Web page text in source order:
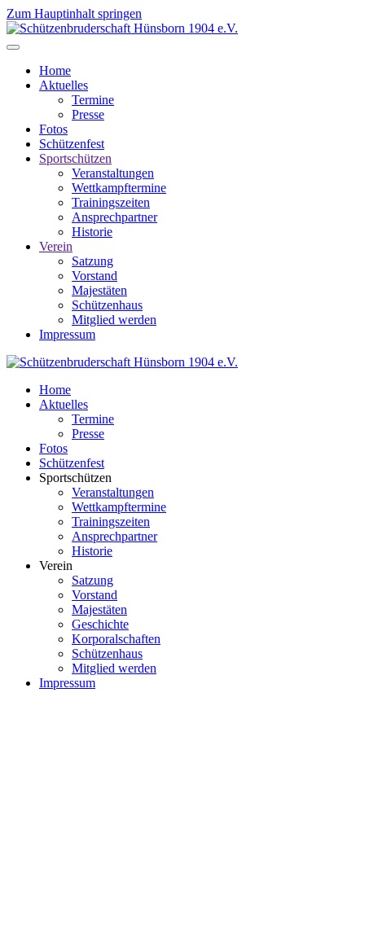
Zum Hauptinhalt springen
Home
Aktuelles
Termine
Presse
Fotos
Schützenfest
Sportschützen
Veranstaltungen
Wettkampftermine
Trainingszeiten
Ansprechpartner
Historie
Verein
Satzung
Vorstand
Majestäten
Schützenhaus
Mitglied werden
Impressum
Home
Aktuelles
Termine
Presse
Fotos
Schützenfest
Sportschützen
Veranstaltungen
Wettkampftermine
Trainingszeiten
Ansprechpartner
Historie
Verein
Satzung
Vorstand
Majestäten
Geschichte
Korporalschaften
Schützenhaus
Mitglied werden
Impressum